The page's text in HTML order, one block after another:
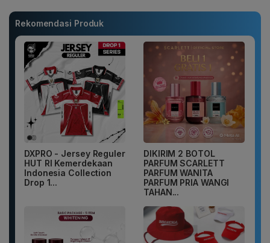
Rekomendasi Produk
DXPRO - Jersey Reguler
HUT RI Kemerdekaan
Indonesia Collection
Drop 1...
DIKIRIM 2 BOTOL
PARFUM SCARLETT
PARFUM WANITA
PARFUM PRIA WANGI
TAHAN...